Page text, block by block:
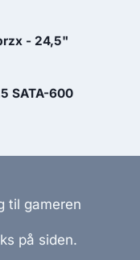
- 24,5"
SATA-600
til gameren
på siden.